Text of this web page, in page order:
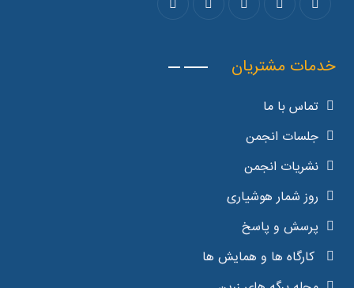
خدمات مشتریان
تماس با ما
جلسات انجمن
نشریات انجمن
روز شمار هوشیاری
پرسش و پاسخ
کارگاه ها و همایش ها